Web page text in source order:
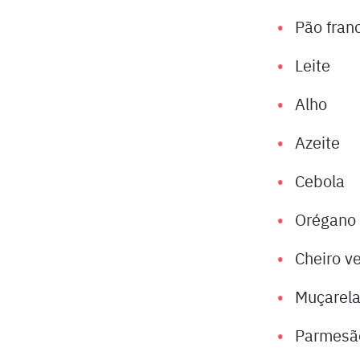
Pão
Leite
Alho
Azeite
Cebola
Orégano
Cheiro
Muçarela